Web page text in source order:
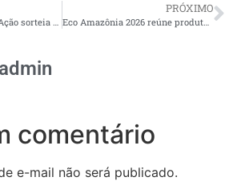
PRÓXIMO
Eco Amazônia 2026 reúne produtos da sociobiodiversidade de 13 Unidades de Conservação do Amazonas
admin
comentário
e-mail não será publicado.